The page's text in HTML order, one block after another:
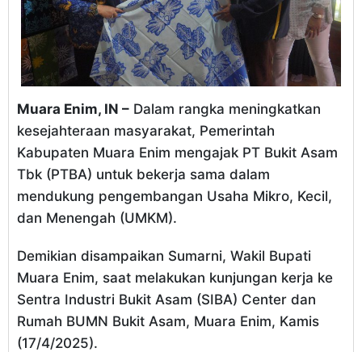
Muara Enim, IN – Dalam rangka meningkatkan
kesejahteraan masyarakat, Pemerintah
Kabupaten Muara Enim mengajak PT Bukit Asam
Tbk (PTBA) untuk bekerja sama dalam
mendukung pengembangan Usaha Mikro, Kecil,
dan Menengah (UMKM).
Demikian disampaikan Sumarni, Wakil Bupati
Muara Enim, saat melakukan kunjungan kerja ke
Sentra Industri Bukit Asam (SIBA) Center dan
Rumah BUMN Bukit Asam, Muara Enim, Kamis
(17/4/2025).